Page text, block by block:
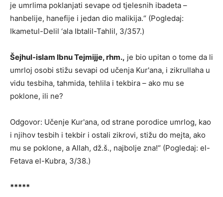
je umrlima poklanjati sevape od tjelesnih ibadeta –
hanbelije, hanefije i jedan dio malikija.“ (Pogledaj:
Ikametul-Delil ‘ala Ibtalil-Tahlil, 3/357.)
Šejhul-islam Ibnu Tejmijje, rhm., je bio upitan o tome da li
umrloj osobi stižu sevapi od učenja Kur'ana, i zikrullaha u
vidu tesbiha, tahmida, tehlila i tekbira – ako mu se
poklone, ili ne?
Odgovor: Učenje Kur'ana, od strane porodice umrlog, kao
i njihov tesbih i tekbir i ostali zikrovi, stižu do mejta, ako
mu se poklone, a Allah, dž.š., najbolje zna!“ (Pogledaj: el-
Fetava el-Kubra, 3/38.)
*****